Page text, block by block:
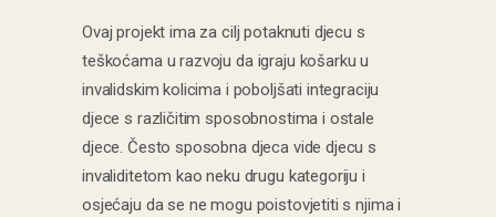
Ovaj projekt ima za cilj potaknuti djecu s
teškoćama u razvoju da igraju košarku u
invalidskim kolicima i poboljšati integraciju
djece s različitim sposobnostima i ostale
djece. Često sposobna djeca vide djecu s
invaliditetom kao neku drugu kategoriju i
osjećaju da se ne mogu poistovjetiti s njima i